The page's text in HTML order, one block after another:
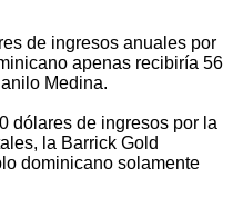
de ingresos anuales por
apenas recibiría 56
Medina.
dólares de ingresos por la
la Barrick Gold
dominicano solamente